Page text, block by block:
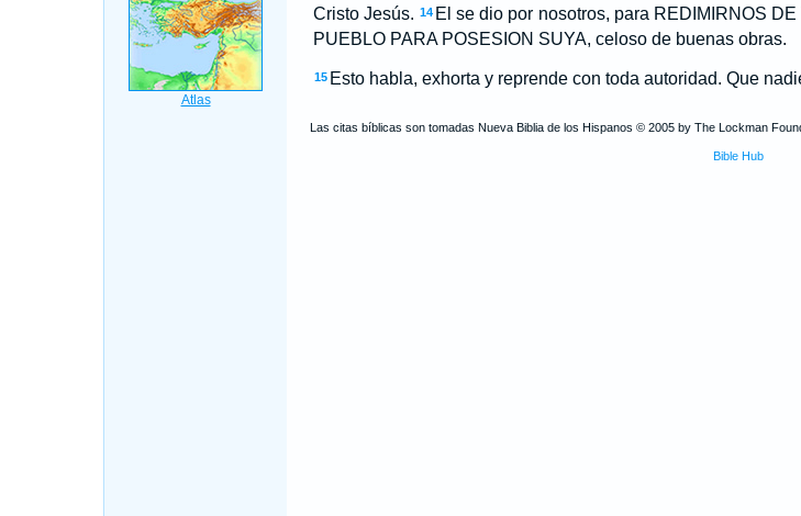
Cristo Jesús. 14 El se dio por nosotros, para REDIMIRNOS
PUEBLO PARA POSESION SUYA, celoso de buenas obras.
15 Esto habla, exhorta y reprende con toda autoridad. Que
Las citas bíblicas son tomadas Nueva Biblia de los Hispanos © 2005 by The Lockman
Bible Hub